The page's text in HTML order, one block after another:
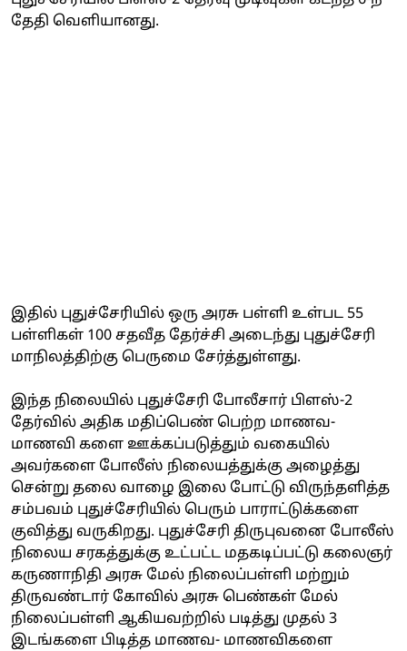
தேதி வெளியானது.
இதில் புதுச்சேரியில் ஒரு அரசு பள்ளி உள்பட 55
பள்ளிகள் 100 சதவீத தேர்ச்சி அடைந்து புதுச்சேரி
மாநிலத்திற்கு பெருமை சேர்த்துள்ளது.
இந்த நிலையில் புதுச்சேரி போலீசார் பிளஸ்-2
தேர்வில் அதிக மதிப்பெண் பெற்ற மாணவ-
மாணவி களை ஊக்கப்படுத்தும் வகையில்
அவர்களை போலீஸ் நிலையத்துக்கு அழைத்து
சென்று தலை வாழை இலை போட்டு விருந்தளித்த
சம்பவம் புதுச்சேரியில் பெரும் பாராட்டுக்களை
குவித்து வருகிறது. புதுச்சேரி திருபுவனை போலீஸ்
நிலைய சரகத்துக்கு உட்பட்ட மதகடிப்பட்டு கலைஞர்
கருணாநிதி அரசு மேல் நிலைப்பள்ளி மற்றும்
திருவண்டார் கோவில் அரசு பெண்கள் மேல்
நிலைப்பள்ளி ஆகியவற்றில் படித்து முதல் 3
இடங்களை பிடித்த மாணவ- மாணவிகளை